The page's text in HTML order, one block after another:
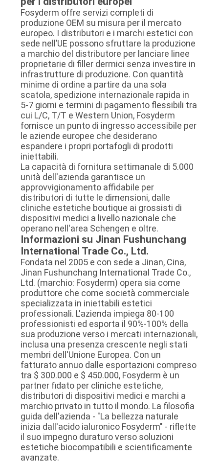
Fosyderm offre servizi completi di
produzione OEM su misura per il mercato
europeo. I distributori e i marchi estetici con
sede nell’UE possono sfruttare la produzione
a marchio del distributore per lanciare linee
proprietarie di filler dermici senza investire in
infrastrutture di produzione. Con quantità
minime di ordine a partire da una sola
scatola, spedizione internazionale rapida in
5-7 giorni e termini di pagamento flessibili tra
cui L/C, T/T e Western Union, Fosyderm
fornisce un punto di ingresso accessibile per
le aziende europee che desiderano
espandere i propri portafogli di prodotti
iniettabili.
La capacità di fornitura settimanale di 5.000
unità dell'azienda garantisce un
approvvigionamento affidabile per
distributori di tutte le dimensioni, dalle
cliniche estetiche boutique ai grossisti di
dispositivi medici a livello nazionale che
operano nell'area Schengen e oltre.
Informazioni su Jinan Fushunchang
International Trade Co., Ltd.
Fondata nel 2005 e con sede a Jinan, Cina,
Jinan Fushunchang International Trade Co.,
Ltd. (marchio: Fosyderm) opera sia come
produttore che come società commerciale
specializzata in iniettabili estetici
professionali. L'azienda impiega 80-100
professionisti ed esporta il 90%-100% della
sua produzione verso i mercati internazionali,
inclusa una presenza crescente negli stati
membri dell'Unione Europea. Con un
fatturato annuo dalle esportazioni compreso
tra $ 300.000 e $ 450.000, Fosyderm è un
partner fidato per cliniche estetiche,
distributori di dispositivi medici e marchi a
marchio privato in tutto il mondo. La filosofia
guida dell'azienda - "La bellezza naturale
inizia dall'acido ialuronico Fosyderm" - riflette
il suo impegno duraturo verso soluzioni
estetiche biocompatibili e scientificamente
avanzate.